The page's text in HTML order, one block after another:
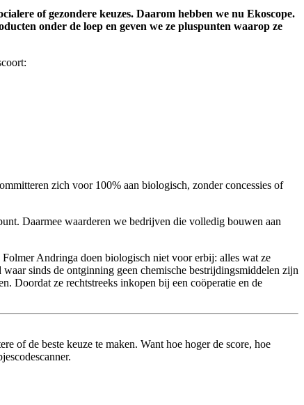
of gezondere keuzes. Daarom hebben we nu Ekoscope.
onder de loep en geven we ze pluspunten waarop ze
zich voor 100% aan biologisch, zonder concessies of
Daarmee waarderen we bedrijven die volledig bouwen aan
Andringa doen biologisch niet voor erbij: alles wat ze
sinds de ontginning geen chemische bestrijdingsmiddelen zijn
Doordat ze rechtstreeks inkopen bij een coöperatie en de
of de beste keuze te maken. Want hoe hoger de score, hoe